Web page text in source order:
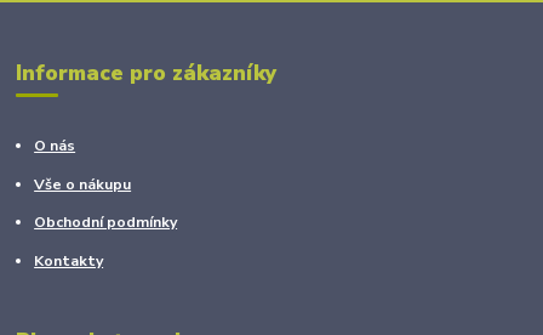
Informace pro zákazníky
O nás
Vše o nákupu
Obchodní podmínky
Kontakty